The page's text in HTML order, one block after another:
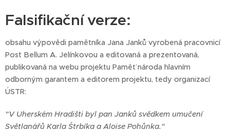
Falsifikační verze:
obsahu výpovědi pamětníka Jana Janků vyrobená pracovnicí
Post Bellum A. Jelínkovou a editovaná a prezentovaná,
publikovaná na webu projektu Paměť národa hlavním
odborným garantem a editorem projektu, tedy organizací
ÚSTR:
"V Uherském Hradišti byl pan Janků svědkem umučení
Světlanářů Karla Štrbíka a Aloise Pohůnka."